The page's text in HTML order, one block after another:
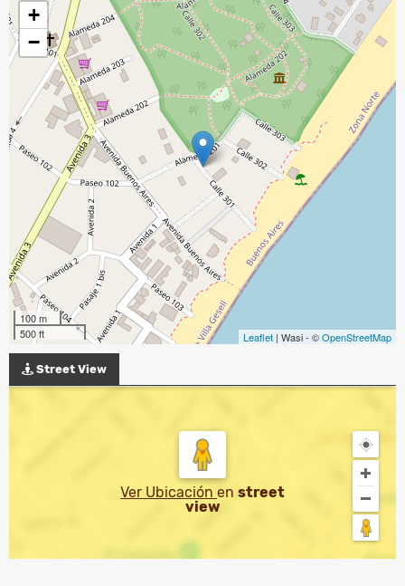
+
−
100 m
500 ft
Leaflet | Wasi - ©OpenStreetMap
Street View
Ver Ubicación en street
view